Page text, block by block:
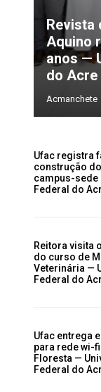
Revista
Aquino
anos —
do Acre
Acmanchete
Ufac registra
construção
campus-
Federal do
Reitora visita
do curso de
Veterinária —
Federal do
Ufac entrega
para rede wi-
Floresta —
Federal do